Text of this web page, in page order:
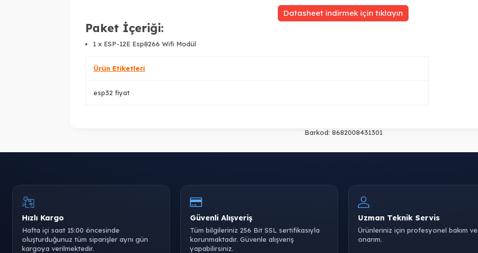
Datasheet indirmek için tıklayın
Paket İçeriği:
1 x ESP-12E Esp8266 Wifi Modül
Ürün Etiketleri
esp32 fiyat
Barkod: 8682008431301
Hızlı Kargo
Hafta içi saat 15:00 öncesinde
oluşturduğunuz tüm siparişler aynı gün
kargoya verilmektedir.
Güvenli Alışveriş
Tüm bilgileriniz 256 Bit SSL sertifikasıyla
korunmaktadır. Güvenle alışveriş
yapabilirsiniz.
Uzman Teknik Servis
Ürünleriniz için profesyonel bakım ve
onarım.